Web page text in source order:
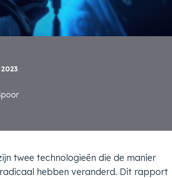
twee technologieën die de manier
hebben veranderd. Dit rapport